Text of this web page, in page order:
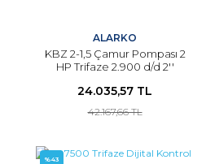
ALARKO
KBZ 2-1,5 Çamur Pompası 2
HP Trifaze 2.900 d/d 2''
24.035,57 TL
42.167,66 TL
%43